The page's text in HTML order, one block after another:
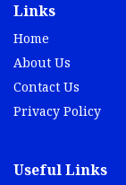
Links
Home
About Us
Contact Us
Privacy Policy
Useful Links